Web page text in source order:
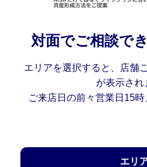
相続・保険
学ぶ・考える
お客さまサポート
みずほ銀行について
対面でご相談で
エリアを選択すると、店舗
が表示され
ご来店日の前々営業日15時
エリ